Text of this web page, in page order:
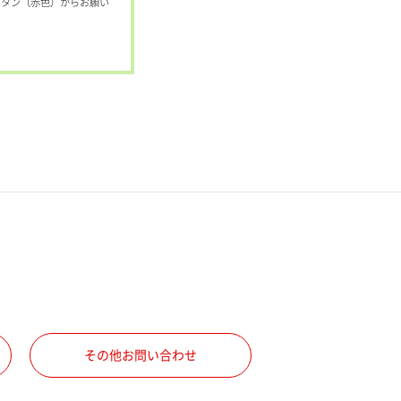
ン（赤色）からお願い
その他お問い合わせ